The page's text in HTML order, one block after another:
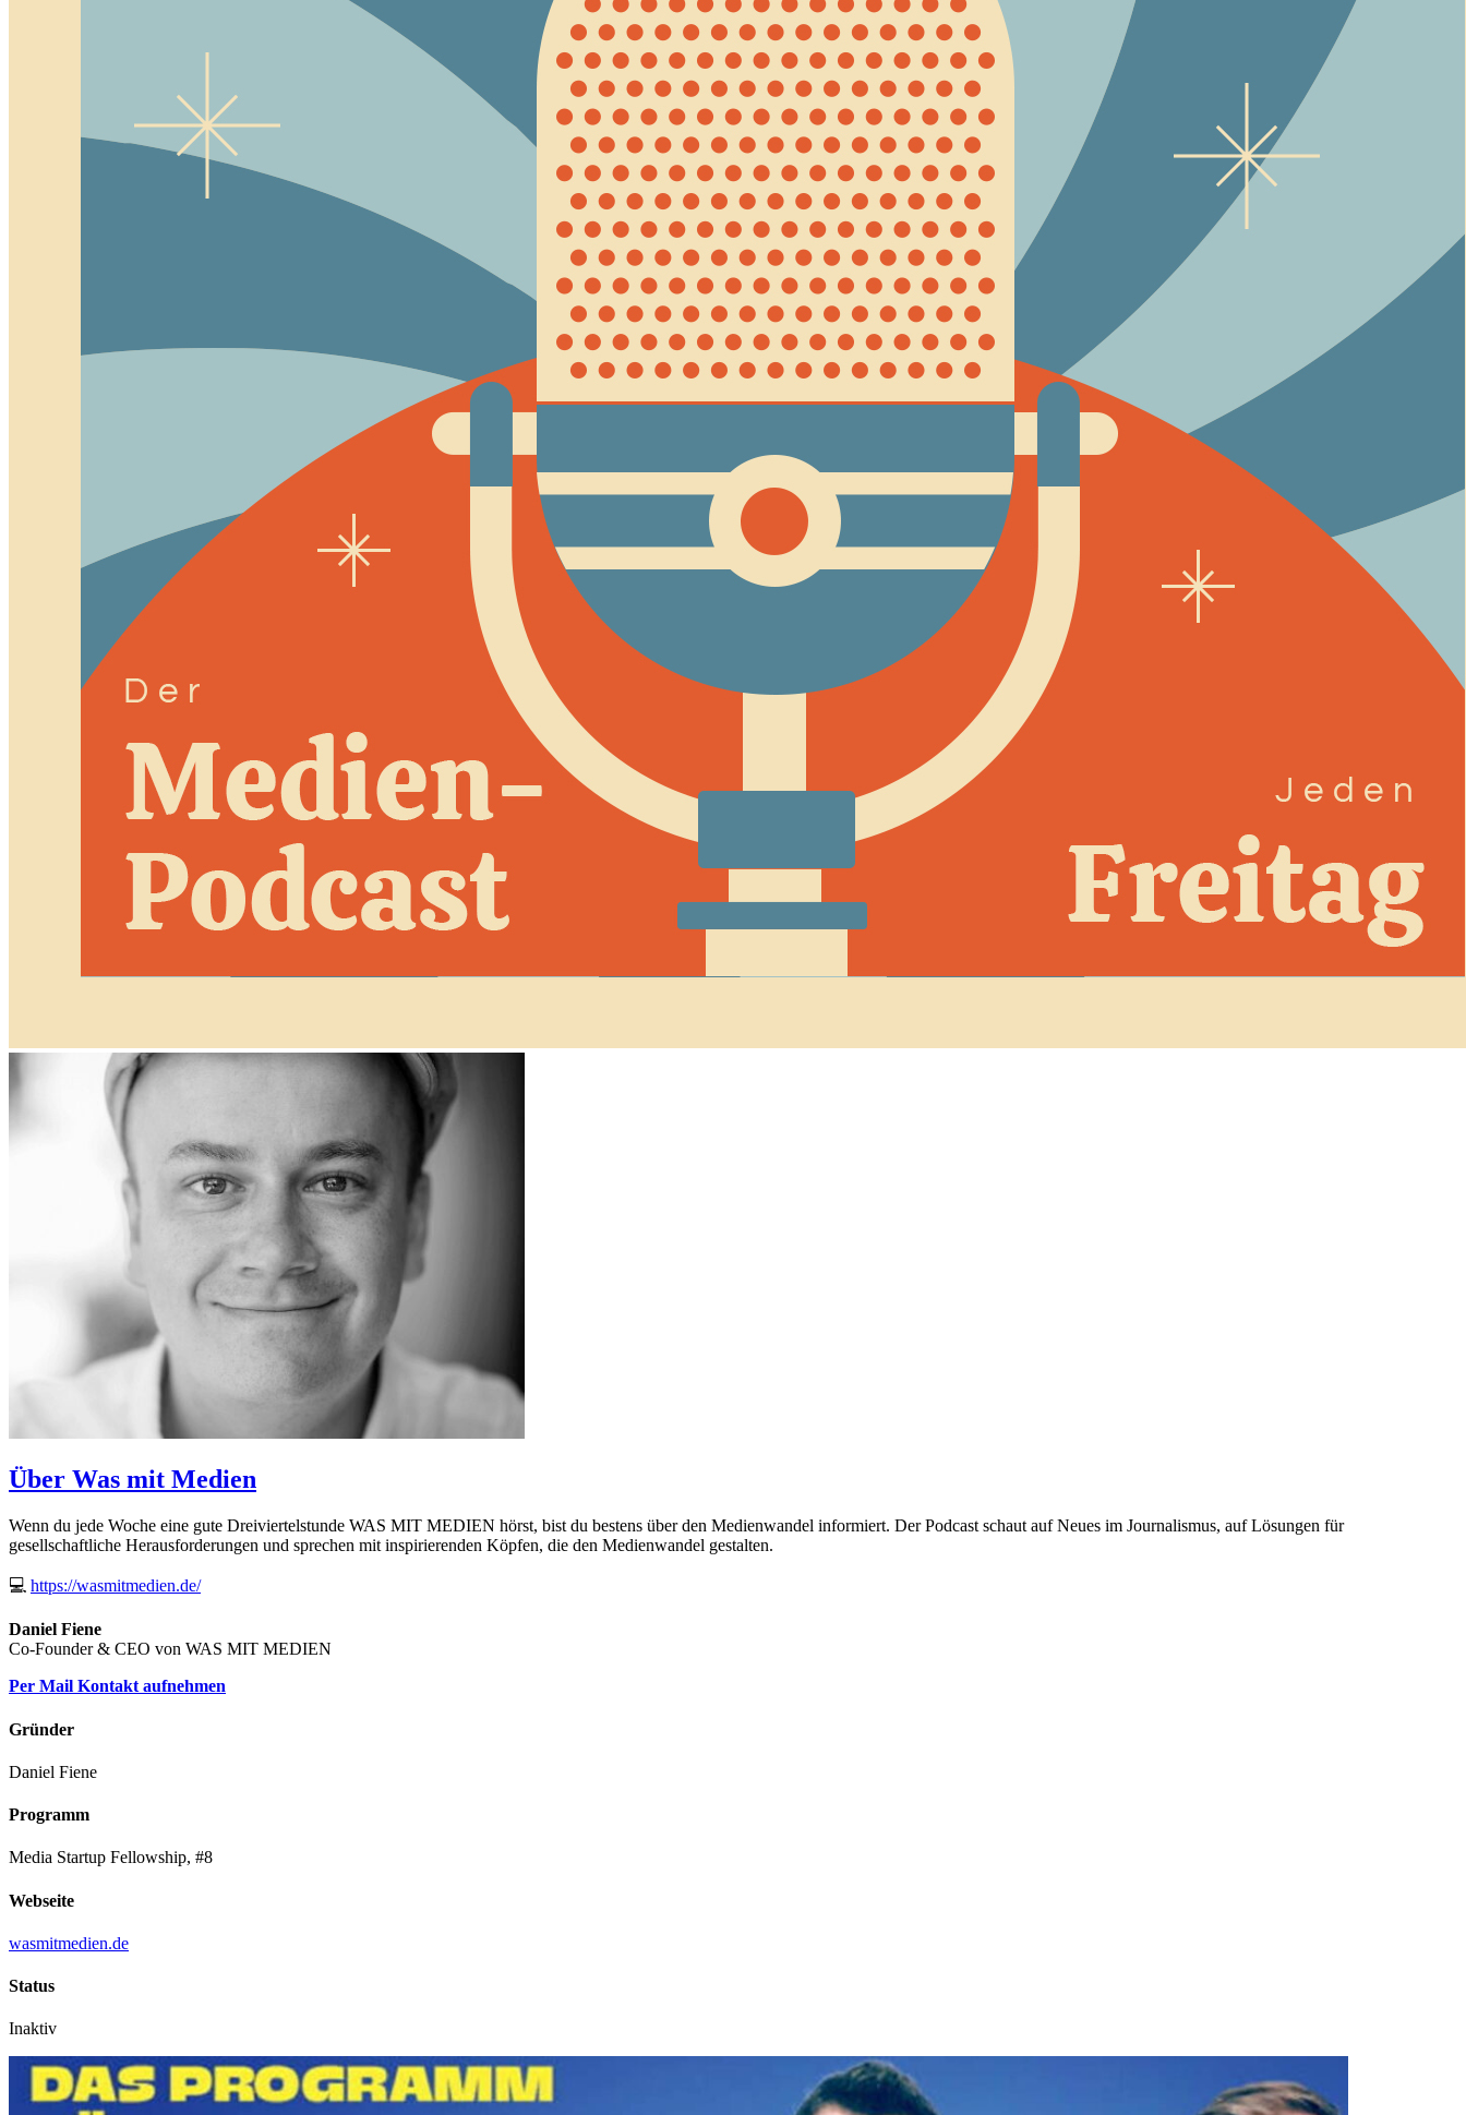
Über Was mit Medien
Wenn du jede Woche eine gute Dreiviertelstunde WAS MIT MEDIEN hörst, bist du bestens über den Medienwandel informiert. Der Podcast schaut auf Neues im Journalismus, auf Lösungen für
gesellschaftliche Herausforderungen und sprechen mit inspirierenden Köpfen, die den Medienwandel gestalten.
💻 https://wasmitmedien.de/
Daniel Fiene
Co-Founder & CEO von WAS MIT MEDIEN
Per Mail Kontakt aufnehmen
Gründer
Daniel Fiene
Programm
Media Startup Fellowship, #8
Webseite
wasmitmedien.de
Status
Inaktiv